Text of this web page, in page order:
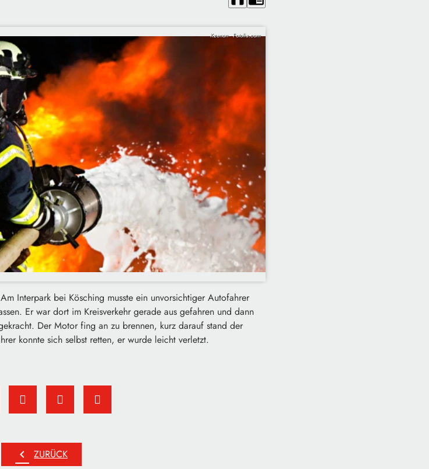
Kzenon - Fotolia.com
Interpark bei Kösching musste ein unvorsichtiger Autofahrer
Er war dort im Kreisverkehr gerade aus gefahren und dann
Der Motor fing an zu brennen, kurz darauf stand der
konnte sich selbst retten, er wurde leicht verletzt.
chevron_left ZURÜCK